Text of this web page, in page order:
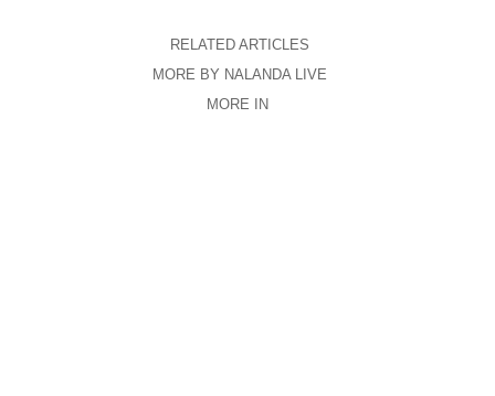
RELATED ARTICLES
MORE BY NALANDA LIVE
MORE IN